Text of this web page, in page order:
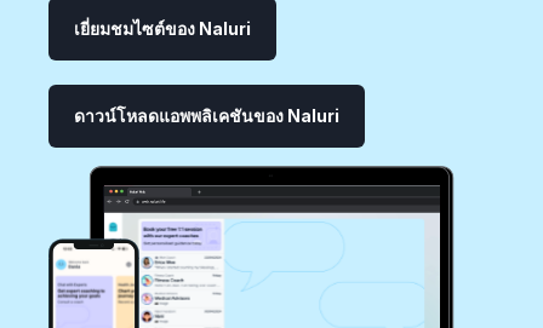
เยี่ยมชมไซต์ของ Naluri
ดาวน์โหลดแอพพลิเคชันของ Naluri